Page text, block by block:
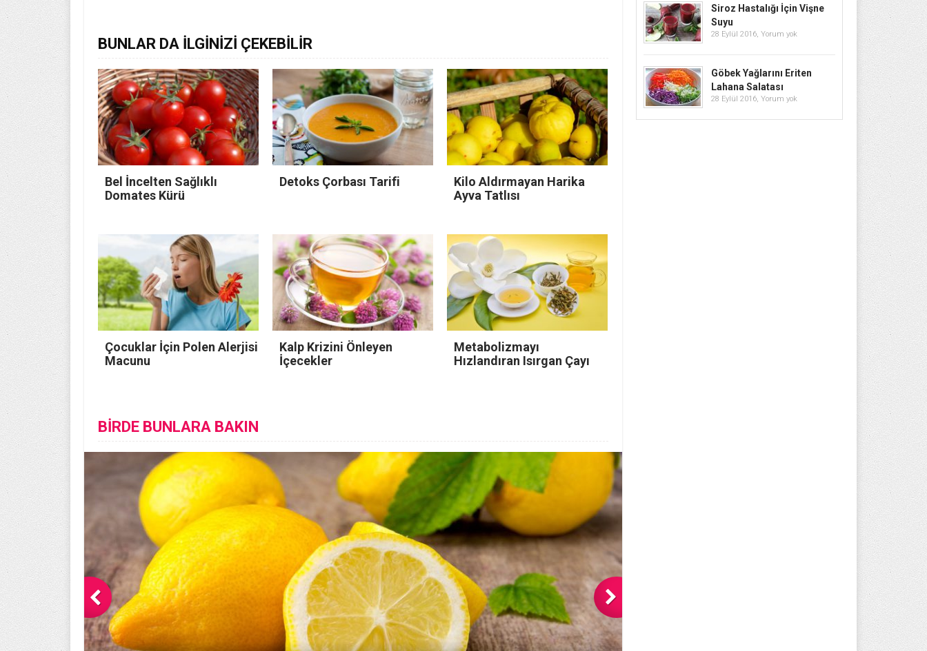
BUNLAR DA İLGİNİZİ ÇEKEBİLİR
Bel İncelten Sağlıklı
Domates Kürü
Detoks Çorbası Tarifi
Kilo Aldırmayan Harika
Ayva Tatlısı
Çocuklar İçin Polen Alerjisi
Macunu
Kalp Krizini Önleyen
İçecekler
Metabolizmayı
Hızlandıran Isırgan Çayı
BİRDE BUNLARA BAKIN
Siroz Hastalığı İçin Vişne
Suyu
28 Eylül 2016, Yorum yok
Göbek Yağlarını Eriten
Lahana Salatası
28 Eylül 2016, Yorum yok